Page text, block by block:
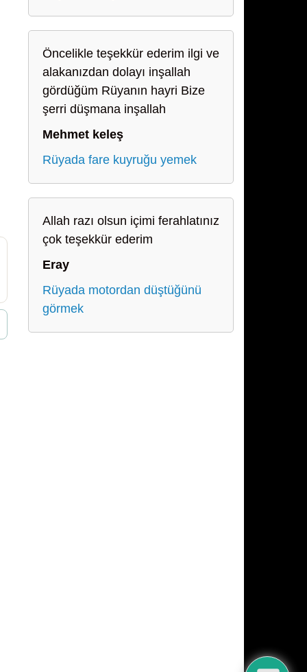
Öncelikle teşekkür ederim ilgi ve
alakanızdan dolayı inşallah
gördüğüm Rüyanın hayri Bize
şerri düşmana inşallah
Mehmet keleş
Rüyada fare kuyruğu yemek
Allah razı olsun içimi ferahlatınız
çok teşekkür ederim
Eray
Rüyada motordan düştüğünü
görmek